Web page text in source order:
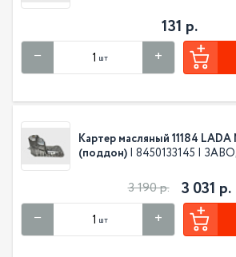
131 р.
шт
Картер масляный 11184 LADA
(поддон) | 8450133145 |
3 190 р. 3 031 р.
шт